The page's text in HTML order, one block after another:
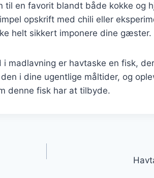
til en favorit blandt både kokke og
opskrift med chili eller
helt sikkert imponere dine gæster.
madlavning er havtaske en fisk,
i dine ugentlige måltider, og
denne fisk har at tilbyde.